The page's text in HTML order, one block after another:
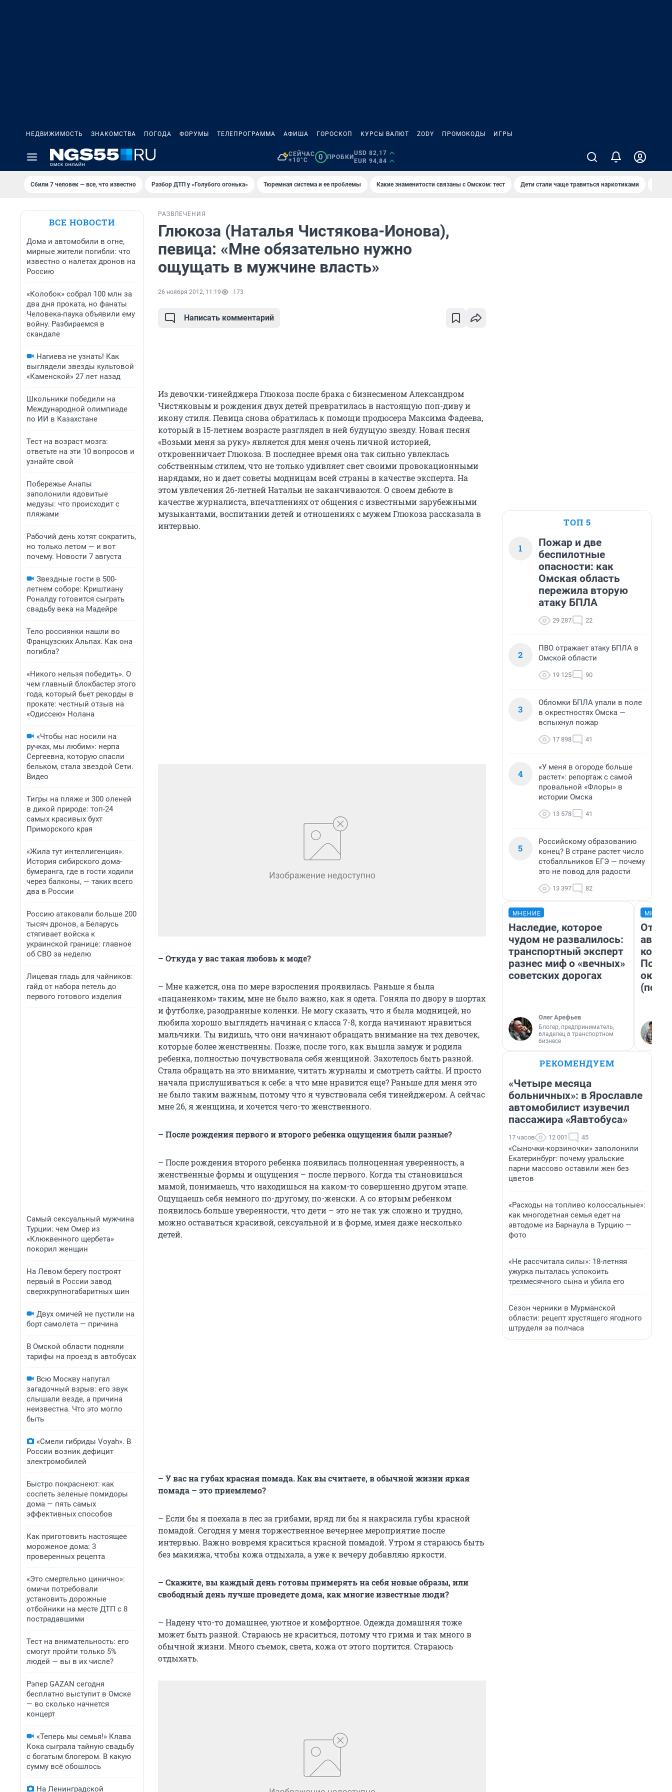
НЕДВИЖИМОСТЬ ЗНАКОМСТВА ПОГОДА ФОРУМЫ ТЕЛЕПРОГРАММА АФИША ГОРОСКОП КУРСЫ ВАЛЮТ ZODY ПРОМОКОДЫ ИГРЫ
СЕЙЧАС
+10°C
0 ПРОБКИ
USD 82,17
EUR 94,84
Сбили 7 человек — все, что известно Разбор ДТП у «Голубого огонька» Тюремная система и ее проблемы Какие знаменитости связаны с Омском: тест Дети стали чаще травиться наркотиками
ВСЕ НОВОСТИ
Дома и автомобили в огне,
мирные жители погибли: что
известно о налетах дронов на
Россию
«Колобок» собрал 100 млн за
два дня проката, но фанаты
Человека-паука объявили ему
войну. Разбираемся в
скандале
Нагиева не узнать! Как
выглядели звезды культовой
«Каменской» 27 лет назад
Школьники победили на
Международной олимпиаде
по ИИ в Казахстане
Тест на возраст мозга:
ответьте на эти 10 вопросов и
узнайте свой
Побережье Анапы
заполонили ядовитые
медузы: что происходит с
пляжами
Рабочий день хотят сократить,
но только летом — и вот
почему. Новости 7 августа
Звездные гости в 500-
летнем соборе: Криштиану
Роналду готовится сыграть
свадьбу века на Мадейре
Тело россиянки нашли во
Французских Альпах. Как она
погибла?
«Никого нельзя победить». О
чем главный блокбастер этого
года, который бьет рекорды в
прокате: честный отзыв на
«Одиссею» Нолана
«Чтобы нас носили на
ручках, мы любим»: нерпа
Сергеевна, которую спасли
бельком, стала звездой Сети.
Видео
Тигры на пляже и 300 оленей
в дикой природе: топ-24
самых красивых бухт
Приморского края
«Жила тут интеллигенция».
История сибирского дома-
бумеранга, где в гости ходили
через балконы, — таких всего
два в России
Россию атаковали больше 200
тысяч дронов, а Беларусь
стягивает войска к
украинской границе: главное
об СВО за неделю
Лицевая гладь для чайников:
гайд от набора петель до
первого готового изделия
Самый сексуальный мужчина
Турции: чем Омер из
«Клюквенного щербета»
покорил женщин
На Левом берегу построят
первый в России завод
сверхкрупногабаритных шин
Двух омичей не пустили на
борт самолета — причина
В Омской области подняли
тарифы на проезд в автобусах
Всю Москву напугал
загадочный взрыв: его звук
слышали везде, а причина
неизвестна. Что это могло
быть
«Смели гибриды Voyah». В
России возник дефицит
электромобилей
Быстро покраснеют: как
соспеть зеленые помидоры
дома — пять самых
эффективных способов
Как приготовить настоящее
мороженое дома: 3
проверенных рецепта
«Это смертельно цинично»:
омичи потребовали
установить дорожные
отбойники на месте ДТП с 8
пострадавшими
Тест на внимательность: его
смогут пройти только 5%
людей — вы в их числе?
Рэпер GAZAN сегодня
бесплатно выступит в Омске
— во сколько начнется
концерт
«Теперь мы семья!» Клава
Кока сыграла тайную свадьбу
с богатым блогером. В какую
сумму всё обошлось
На Ленинградской
РАЗВЛЕЧЕНИЯ
Глюкоза (Наталья Чистякова-Ионова),
певица: «Мне обязательно нужно
ощущать в мужчине власть»
26 ноября 2012, 11:19 173
Написать комментарий
Из девочки-тинейджера Глюкоза после брака с бизнесменом Александром
Чистяковым и рождения двух детей превратилась в настоящую поп-диву и
икону стиля. Певица снова обратилась к помощи продюсера Максима Фадеева,
который в 15-летнем возрасте разглядел в ней будущую звезду. Новая песня
«Возьми меня за руку» является для меня очень личной историей,
откровенничает Глюкоза. В последнее время она так сильно увлеклась
собственным стилем, что не только удивляет свет своими провокационными
нарядами, но и дает советы модницам всей страны в качестве эксперта. На
этом увлечения 26-летней Натальи не заканчиваются. О своем дебюте в
качестве журналиста, впечатлениях от общения с известными зарубежными
музыкантами, воспитании детей и отношениях с мужем Глюкоза рассказала в
интервью.
– Откуда у вас такая любовь к моде?
– Мне кажется, она по мере взросления проявилась. Раньше я была
«пацаненком» таким, мне не было важно, как я одета. Гоняла по двору в шортах
и футболке, разодранные коленки. Не могу сказать, что я была модницей, но
любила хорошо выглядеть начиная с класса 7-8, когда начинают нравиться
мальчики. Ты видишь, что они начинают обращать внимание на тех девочек,
которые более женственны. Позже, после того, как вышла замуж и родила
ребенка, полностью почувствовала себя женщиной. Захотелось быть разной.
Стала обращать на это внимание, читать журналы и смотреть сайты. И просто
начала прислушиваться к себе: а что мне нравится еще? Раньше для меня это
не было таким важным, потому что я чувствовала себя тинейджером. А сейчас
мне 26, я женщина, и хочется чего-то женственного.
– После рождения первого и второго ребенка ощущения были разные?
– После рождения второго ребенка появилась полноценная уверенность, а
женственные формы и ощущения – после первого. Когда ты становишься
мамой, понимаешь, что находишься на каком-то совершенно другом этапе.
Ощущаешь себя немного по-другому, по-женски. А со вторым ребенком
появилось больше уверенности, что дети – это не так уж сложно и трудно,
можно оставаться красивой, сексуальной и в форме, имея даже несколько
детей.
– У вас на губах красная помада. Как вы считаете, в обычной жизни яркая
помада – это приемлемо?
– Если бы я поехала в лес за грибами, вряд ли бы я накрасила губы красной
помадой. Сегодня у меня торжественное вечернее мероприятие после
интервью. Важно вовремя краситься красной помадой. Утром я стараюсь быть
без макияжа, чтобы кожа отдыхала, а уже к вечеру добавляю яркости.
– Скажите, вы каждый день готовы примерять на себя новые образы, или
свободный день лучше проведете дома, как многие известные люди?
– Надену что-то домашнее, уютное и комфортное. Одежда домашняя тоже
может быть разной. Стараюсь не краситься, потому что грима и так много в
обычной жизни. Много съемок, света, кожа от этого портится. Стараюсь
отдыхать.
ТОП 5
1
Пожар и две
беспилотные
опасности: как
Омская область
пережила вторую
атаку БПЛА
29 287 22
2
ПВО отражает атаку БПЛА в
Омской области
19 125 90
3
Обломки БПЛА упали в поле
в окрестностях Омска —
вспыхнул пожар
17 898 41
4
«У меня в огороде больше
растет»: репортаж с самой
провальной «Флоры» в
истории Омска
13 578 41
5
Российскому образованию
конец? В стране растет число
стобалльников ЕГЭ — почему
это не повод для радости
13 397 82
МНЕНИЕ
Наследие, которое
чудом не развалилось:
транспортный эксперт
разнес миф о «вечных»
советских дорогах
Олег Арефьев
Блогер, предприниматель,
владелец в транспортном
бизнесе
От
РЕКОМЕНДУЕМ
«Четыре месяца
больничных»: в Ярославле
автомобилист изувечил
пассажира «Яавтобуса»
17 часов 12 001 45
«Сыночки-корзиночки» заполонили
Екатеринбург: почему уральские
парни массово оставили жен без
цветов
«Расходы на топливо колоссальные»:
как многодетная семья едет на
автодоме из Барнаула в Турцию —
фото
«Не рассчитала силы»: 18-летняя
ужурка пыталась успокоить
трехмесячного сына и убила его
Сезон черники в Мурманской
области: рецепт хрустящего ягодного
штруделя за полчаса